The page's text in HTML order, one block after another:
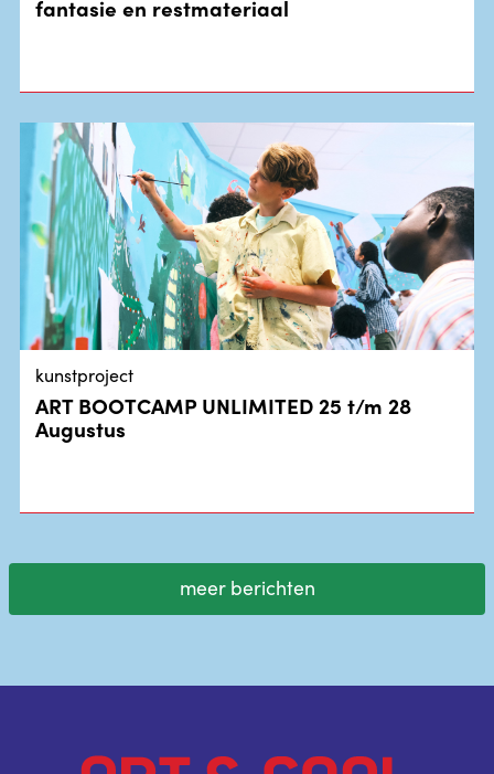
fantasie en restmateriaal
kunstproject
ART BOOTCAMP UNLIMITED 25 t/m 28
Augustus
meer berichten